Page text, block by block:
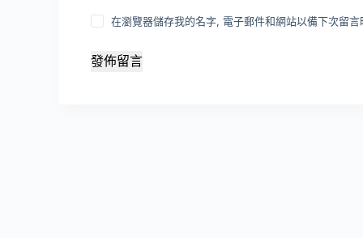
在瀏覽器儲存我的名字, 電子郵件和網站以備下次留言
發佈留言